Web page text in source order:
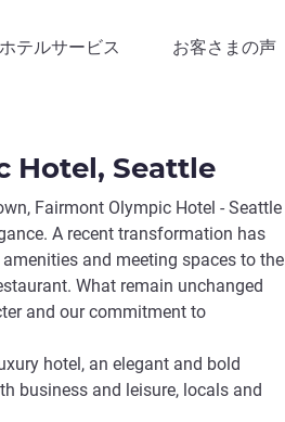
ホテルサービス お客さまの声
Hotel, Seattle
Fairmont Olympic Hotel - Seattle
A recent transformation has
and meeting spaces to the
What remain unchanged
and our commitment to
hotel, an elegant and bold
business and leisure, locals and